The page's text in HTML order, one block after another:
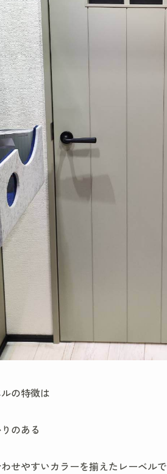
の特徴は
のある
せやすいカラーを揃えたレーベルで